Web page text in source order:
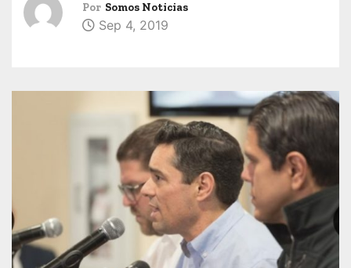
Por Somos Noticias
Sep 4, 2019